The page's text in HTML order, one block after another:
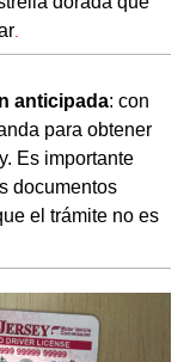
anticipada: con
para obtener
Es importante
documentos
el trámite no es